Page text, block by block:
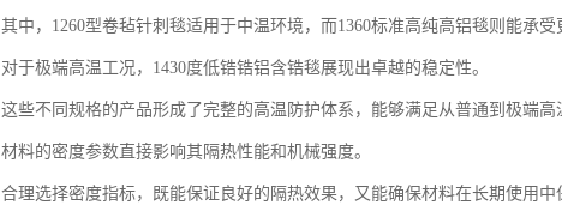
其中，1260型卷毡针刺毯适用于中温环境，而1360标准高纯高铝毯则能承受
对于极端高温工况，1430度低锆锆铝含锆毯展现出卓越的稳定性。
这些不同规格的产品形成了完整的高温防护体系，能够满足从普通到极端高
材料的密度参数直接影响其隔热性能和机械强度。
合理选择密度指标，既能保证良好的隔热效果，又能确保材料在长期使用中